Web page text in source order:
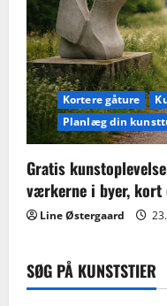
Kortere gåture
Planlæg din
Gratis
værkerne i byer,
Line Østergaard
SØG PÅ KUNSTSTIER